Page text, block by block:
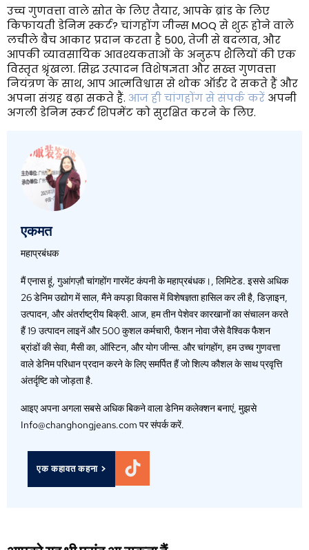
उच्च गुणवत्ता वाले स्रोत के लिए तैयार, आपके ब्रांड के लिए
किफायती डेनिम स्कर्ट? चांगहोंग जीन्स MOQ से शुरू होने वाले
लचीले बैच आकार प्रदान करता है 500, तेजी से बदलाव, और
आपकी व्यावसायिक आवश्यकताओं के अनुरूप शैलियों की एक
विस्तृत श्रृंखला. सिद्ध उत्पादन विशेषज्ञता और सख्त गुणवत्ता
नियंत्रण के साथ, आप आत्मविश्वास से थोक ऑर्डर दे सकते हैं और
अपना संग्रह बढ़ा सकते हैं. आज ही चांगहोंग से संपर्क करें अपनी
अगली डेनिम स्कर्ट शिपमेंट को सुरक्षित करने के लिए.
एकमत
महाप्रबंधक
मैं एनास हूं, गुआंगज़ौ चांगहोंग गारमेंट कंपनी के महाप्रबंधक।, लिमिटेड. इससे अधिक
26 डेनिम उद्योग में साल, मैंने कपड़ा विकास में विशेषज्ञता हासिल कर ली है, डिज़ाइन,
उत्पादन, और अंतर्राष्ट्रीय बिक्री. आज, हम तीन पेशेवर कारखानों का संचालन करते
हैं 19 उत्पादन लाइनें और 500 कुशल कर्मचारी, फैशन नोवा जैसे वैश्विक फैशन
ब्रांडों की सेवा, मैसी का, ऑस्टिन, और योग जीन्स. और चांगहोंग, हम उच्च गुणवत्ता
वाले डेनिम परिधान प्रदान करने के लिए समर्पित हैं जो शिल्प कौशल के साथ प्रवृत्ति
अंतर्दृष्टि को जोड़ता है.
आइए अपना अगला सबसे अधिक बिकने वाला डेनिम कलेक्शन बनाएं, मुझसे
Info@changhongjeans.com पर संपर्क करें.
एक कहावत कहना >